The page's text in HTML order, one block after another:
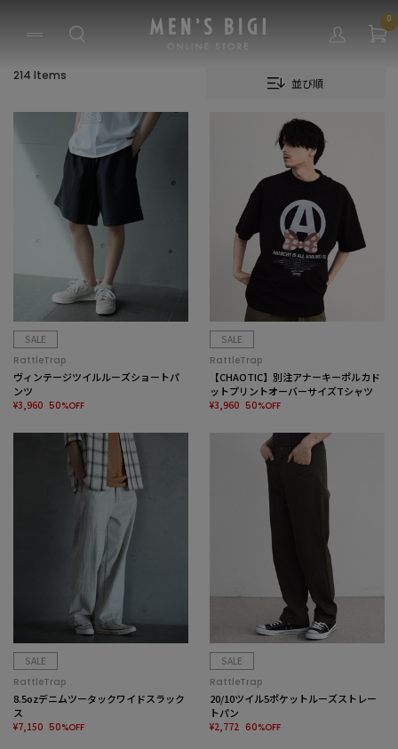
0
214 Items 並び順
SALE
RattleTrap
ヴィンテージツイルルーズショートパ
ンツ
¥3,960 50%OFF
SALE
RattleTrap
【CHAOTIC】別注アナーキーポルカド
ットプリントオーバーサイズTシャツ
¥3,960 50%OFF
SALE
RattleTrap
8.5ozデニムツータックワイドスラック
ス
¥7,150 50%OFF
SALE
RattleTrap
20/10ツイル5ポケットルーズストレー
トパン
¥2,772 60%OFF